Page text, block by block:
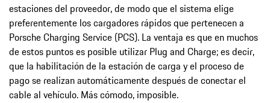
estaciones del proveedor, de modo que el sistema elige
preferentemente los cargadores rápidos que pertenecen a
Porsche Charging Service (PCS). La ventaja es que en muchos
de estos puntos es posible utilizar Plug and Charge; es decir,
que la habilitación de la estación de carga y el proceso de
pago se realizan automáticamente después de conectar el
cable al vehículo. Más cómodo, imposible.